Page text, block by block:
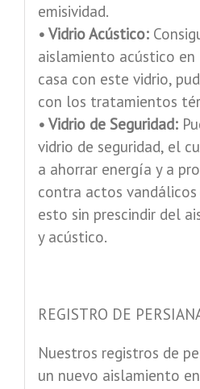
emisividad.
• Vidrio Acústico:
aislamiento acústico
casa con este vidrio,
con los tratamientos
• Vidrio de Seguridad:
vidrio de seguridad, el
a ahorrar energía y a
contra actos
esto sin prescindir del
y acústico.
REGISTRO DE
Nuestros registros de
un nuevo aislamiento